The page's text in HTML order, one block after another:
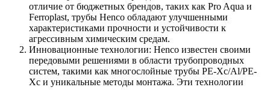
отличие от бюджетных брендов, таких как Pro Aqua и
Ferroplast, трубы Henco обладают улучшенными
характеристиками прочности и устойчивости к
агрессивным химическим средам.
Инновационные технологии: Henco известен своими
передовыми решениями в области трубопроводных
систем, такими как многослойные трубы PE-Xc/Al/PE-
Xc и уникальные методы монтажа. Эти технологии